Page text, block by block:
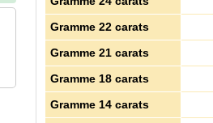
Gramme 22 carats
Gramme 21 carats
Gramme 18 carats
Gramme 14 carats